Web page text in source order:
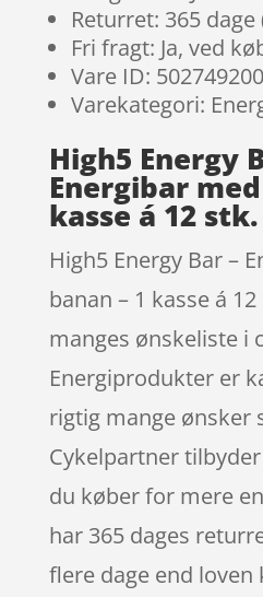
Returret: 365
Fri fragt: Ja, ved
Vare ID:
Varekategori:
High5 Energy
Energibar
kasse á 12
High5 Energy Bar –
banan – 1 kasse á
manges ønskeliste i
Energiprodukter er
rigtig mange ønsker
Cykelpartner
du køber for mere
har 365 dages
flere dage end